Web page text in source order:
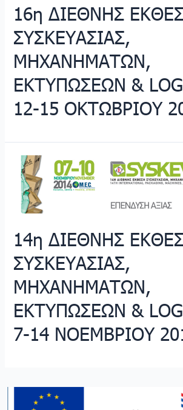
16η ΔΙΕΘΝΗΣ
ΣΥΣΚΕΥΑΣΙΑΣ,
ΜΗΧΑΝΗΜΑΤΩΝ,
ΕΚΤΥΠΩΣΕΩΝ &
12-15 ΟΚΤΩΒΡΙΟΥ
14η ΔΙΕΘΝΗΣ
ΣΥΣΚΕΥΑΣΙΑΣ,
ΜΗΧΑΝΗΜΑΤΩΝ,
ΕΚΤΥΠΩΣΕΩΝ &
7-14 NOEMBΡIOY